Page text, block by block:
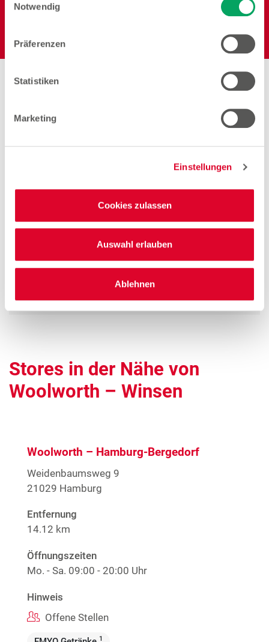
Einstellungen zu den Cookies finden Sie
Notwendig
Präferenzen
Statistiken
Marketing
Einstellungen
Cookies zulassen
Auswahl erlauben
Ablehnen
Arbeiten bei Woolworth –
Quereinsteiger Verkauf Teilzeit (gn*)
Zum Stellenangebot
Verkäuferin Teilzeit (gn*)
Zum Stellenangebot
Stores in der Nähe von
Woolworth – Winsen
Woolworth – Hamburg-Bergedorf
Weidenbaumsweg 9
21029 Hamburg
Entfernung
14.12 km
Öffnungszeiten
Mo. - Sa. 09:00 - 20:00 Uhr
Hinweis
Offene Stellen
1